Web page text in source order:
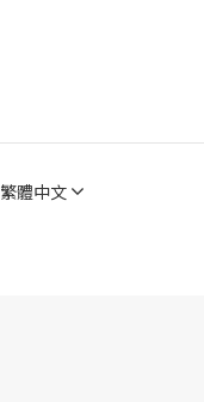
繁體中文